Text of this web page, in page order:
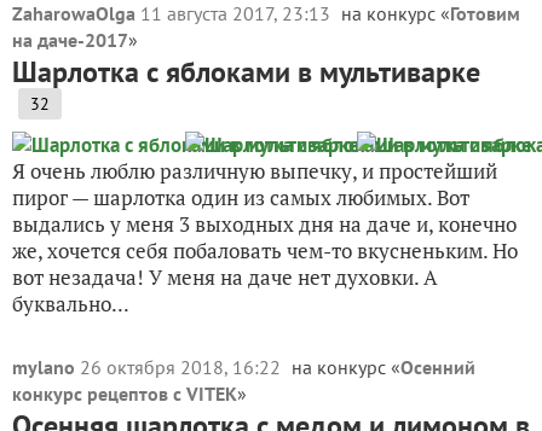
ZaharowaOlga 11 августа 2017, 23:13 на конкурс «Готовим
на даче-2017»
Шарлотка с яблоками в мультиварке
32
Я очень люблю различную выпечку, и простейший
пирог — шарлотка один из самых любимых. Вот
выдались у меня 3 выходных дня на даче и, конечно
же, хочется себя побаловать чем-то вкусненьким. Но
вот незадача! У меня на даче нет духовки. А
буквально...
mylano 26 октября 2018, 16:22 на конкурс «Осенний
конкурс рецептов с VITEK»